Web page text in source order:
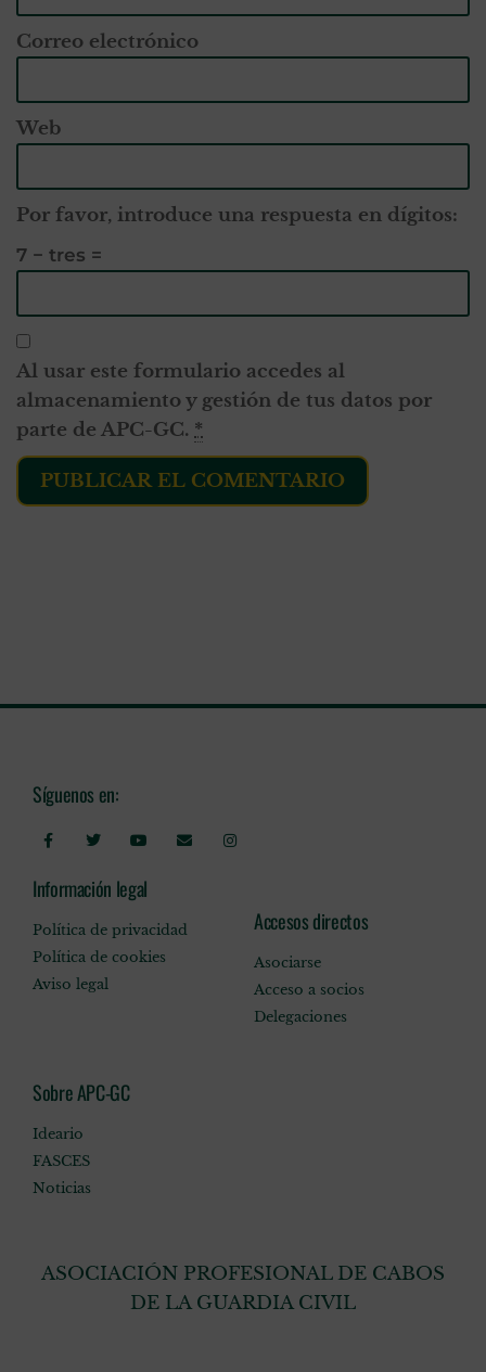
Correo electrónico
Web
Por favor, introduce una respuesta en dígitos:
7 − tres =
Al usar este formulario accedes al
almacenamiento y gestión de tus datos por
parte de APC-GC. *
Síguenos en:
Información legal
Política de privacidad
Política de cookies
Aviso legal
Accesos directos
Asociarse
Acceso a socios
Delegaciones
Sobre APC-GC
Ideario
FASCES
Noticias
ASOCIACIÓN PROFESIONAL DE CABOS
DE LA GUARDIA CIVIL